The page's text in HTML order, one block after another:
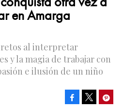
en Amarga
retos al interpretar
y la magia de trabajar con
e ilusión de un niño
Facebook